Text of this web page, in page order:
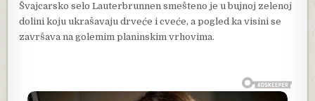
Švajcarsko selo Lauterbrunnen smešteno je u bujnoj zelenoj
dolini koju ukrašavaju drveće i cveće, a pogled ka visini se
završava na golemim planinskim vrhovima.